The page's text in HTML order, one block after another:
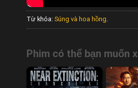
Từ khóa: Súng và hoa hồng
Phim có thể bạn muốn